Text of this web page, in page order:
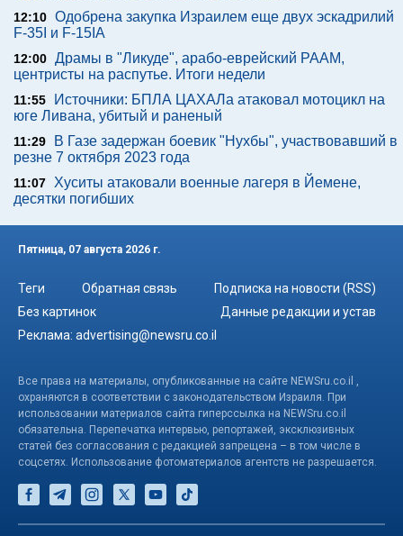
12:10 Одобрена закупка Израилем еще двух эскадрилий
F-35I и F-15IA
12:00 Драмы в "Ликуде", арабо-еврейский РААМ,
центристы на распутье. Итоги недели
11:55
Источники: БПЛА ЦАХАЛа атаковал мотоцикл на
юге Ливана, убитый и раненый
11:29
В Газе задержан боевик "Нухбы", участвовавший в
резне 7 октября 2023 года
11:07
Хуситы атаковали военные лагеря в Йемене,
десятки погибших
Пятница, 07 августа 2026 г.
Теги Обратная связь
Подписка на новости (RSS)
Без картинок
Данные редакции и устав
Реклама: advertising@newsru.co.il
Все права на материалы, опубликованные на сайте NEWSru.co.il ,
охраняются в соответствии с законодательством Израиля. При
использовании материалов сайта гиперссылка на NEWSru.co.il
обязательна. Перепечатка интервью, репортажей, эксклюзивных
статей без согласования с редакцией запрещена – в том числе в
соцсетях. Использование фотоматериалов агентств не разрешается.